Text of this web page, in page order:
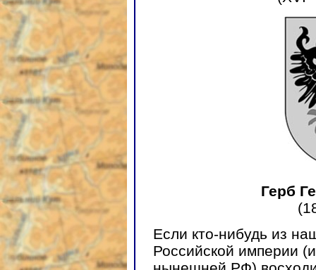
Герб
Если кто-нибудь из
Российской империи